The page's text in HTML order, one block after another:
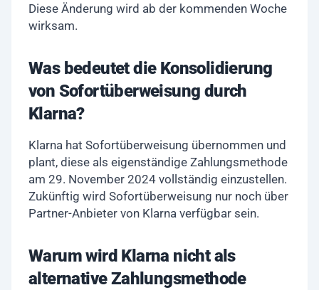
Diese Änderung wird ab der kommenden Woche
wirksam.
Was bedeutet die Konsolidierung
von Sofortüberweisung durch
Klarna?
Klarna hat Sofortüberweisung übernommen und
plant, diese als eigenständige Zahlungsmethode
am 29. November 2024 vollständig einzustellen.
Zukünftig wird Sofortüberweisung nur noch über
Partner-Anbieter von Klarna verfügbar sein.
Warum wird Klarna nicht als
alternative Zahlungsmethode